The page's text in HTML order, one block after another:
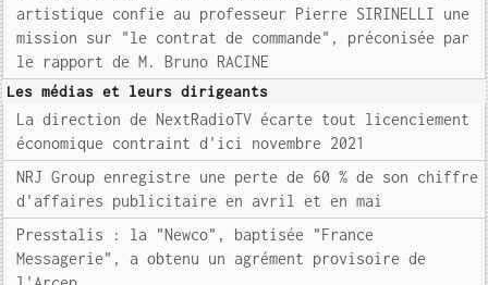
artistique confie au professeur Pierre SIRINELLI une
mission sur "le contrat de commande", préconisée par
le rapport de M. Bruno RACINE
Les médias et leurs dirigeants
La direction de NextRadioTV écarte tout licenciement
économique contraint d'ici novembre 2021
NRJ Group enregistre une perte de 60 % de son chiffre
d'affaires publicitaire en avril et en mai
Presstalis : la "Newco", baptisée "France
Messagerie", a obtenu un agrément provisoire de